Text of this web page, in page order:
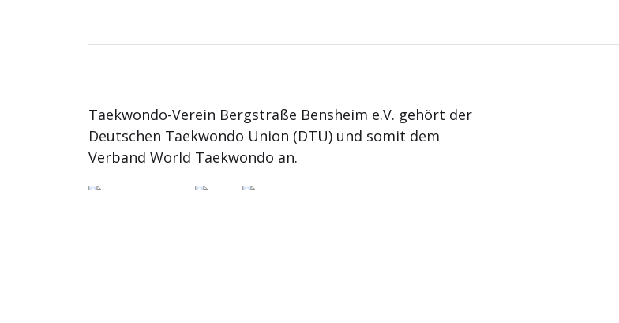
Taekwondo-Verein Bergstraße Bensheim e.V. gehört der
Deutschen Taekwondo Union (DTU) und somit dem
Verband World Taekwondo an.